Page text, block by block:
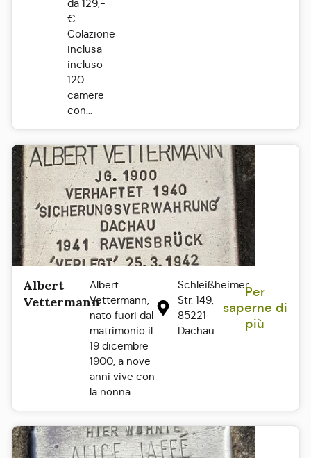
da 129,-
€
Colazione
inclusa
incluso
120
camere
con...
Albert
Vettermann
Albert
Vettermann,
nato fuori dal
matrimonio il
19 dicembre
1900, a nove
anni vive con
la nonna...
Schleißheimer
Str. 149,
85221
Dachau
Per
saperne di
più